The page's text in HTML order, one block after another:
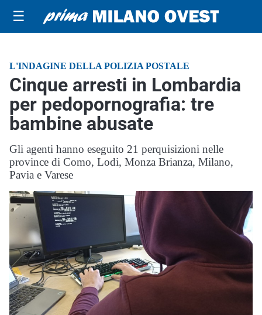
☰
L'INDAGINE DELLA POLIZIA POSTALE
Cinque arresti in Lombardia
per pedopornografia: tre
bambine abusate
Gli agenti hanno eseguito 21 perquisizioni nelle
province di Como, Lodi, Monza Brianza, Milano,
Pavia e Varese